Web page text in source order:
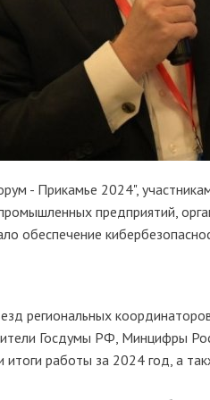
- Прикамье 2024",
предприятий,
обеспечение
региональных
Госдумы РФ, Минцифры
работы за 2024 год, а